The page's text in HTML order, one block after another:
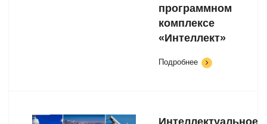
программном
комплексе
«Интеллект»
Подробнее
Интеллектуальное